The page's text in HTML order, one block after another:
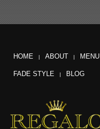
HOME ABOUT MENU
FADE STYLE BLOG